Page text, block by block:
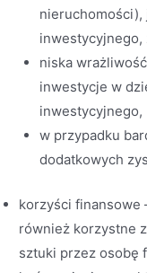
nieruchomości),
inwestycyjnego,
niska
inwestycje w
inwestycyjnego,
w przypadku
dodatkowych
korzyści finansowe
również korzystne
sztuki przez osobę